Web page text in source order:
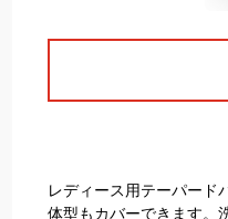
レディース用テーパード
体型もカバーできます。